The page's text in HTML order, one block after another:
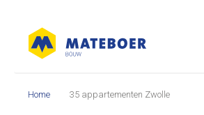
Home 35 appartementen Zwolle